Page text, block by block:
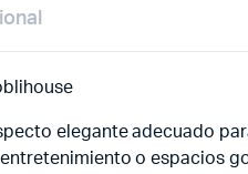
elegante adecuado
o espacios